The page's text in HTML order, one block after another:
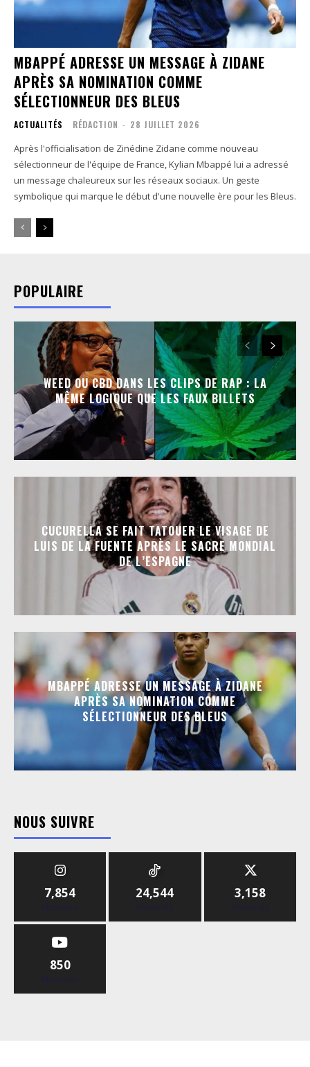
MBAPPÉ ADRESSE UN MESSAGE À ZIDANE
APRÈS SA NOMINATION COMME
SÉLECTIONNEUR DES BLEUS
ACTUALITÉS RÉDACTION - 28 JUILLET 2026
Après l'officialisation de Zinédine Zidane comme nouveau
sélectionneur de l'équipe de France, Kylian Mbappé lui a adressé
un message chaleureux sur les réseaux sociaux. Un geste
symbolique qui marque le début d'une nouvelle ère pour les Bleus.
POPULAIRE
WEED OU CBD DANS LES CLIPS DE RAP : LA
MÊME LOGIQUE QUE LES FAUX BILLETS
CUCURELLA SE FAIT TATOUER LE VISAGE DE
LUIS DE LA FUENTE APRÈS LE SACRE MONDIAL
DE L’ESPAGNE
MBAPPÉ ADRESSE UN MESSAGE À ZIDANE
APRÈS SA NOMINATION COMME
SÉLECTIONNEUR DES BLEUS
NOUS SUIVRE
7,854
Abonnés
24,544
Abonnés
3,158
Abonnés
850
Abonnés